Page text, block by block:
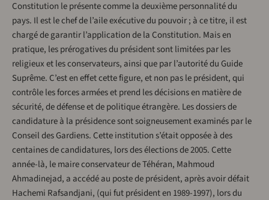
Constitution le présente comme la deuxième personnalité du
pays. Il est le chef de l’aile exécutive du pouvoir ; à ce titre, il est
chargé de garantir l’application de la Constitution. Mais en
pratique, les prérogatives du président sont limitées par les
religieux et les conservateurs, ainsi que par l’autorité du Guide
Suprême. C’est en effet cette figure, et non pas le président, qui
contrôle les forces armées et prend les décisions en matière de
sécurité, de défense et de politique étrangère. Les dossiers de
candidature à la présidence sont soigneusement examinés par le
Conseil des Gardiens. Cette institution s’était opposée à des
centaines de candidatures, lors des élections de 2005. Cette
année-là, le maire conservateur de Téhéran, Mahmoud
Ahmadinejad, a accédé au poste de président, après avoir défait
Hachemi Rafsandjani, (qui fut président en 1989-1997), lors du